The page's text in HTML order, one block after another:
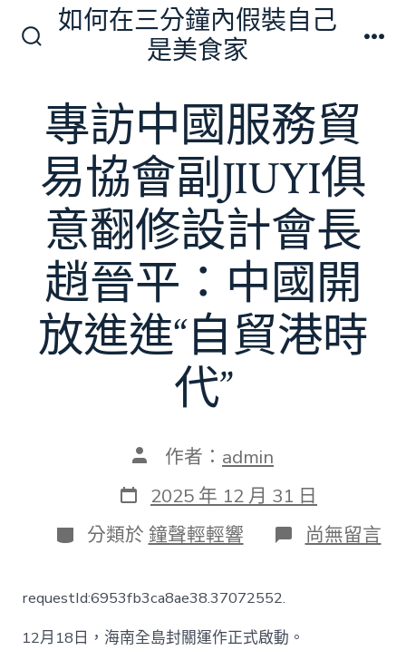
換
開
如何在三分鐘內假裝自己
是美食家
專訪中國服務貿
易協會副JIUYI俱
意翻修設計會長
趙晉平：中國開
放進進“自貿港時
代”
文
作
者
作者： admin
發
表
日
期
2025 年 12 月 31 日
分
類
分類於 鐘聲輕輕響 在
〈專
尚無留言
requestId:6953fb3ca8ae38.37072552.
12月18日，海南全島封關運作正式啟動。